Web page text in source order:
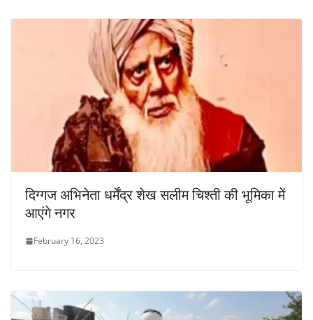
दिग्गज अभिनेता धर्मेंद्र शेख सलीम चिश्ती की भूमिका में
आएंगे नगर
February 16, 2023